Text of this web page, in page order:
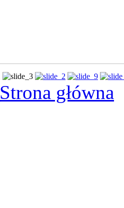
Strona główna